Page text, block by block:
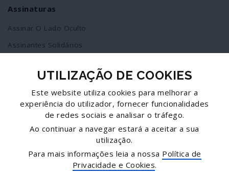
Assinaturas
Assinar O Lado Oculto
Assinantes Solidários
Redes Sociais
Siga-nos no facebook
Twitter
UTILIZAÇÃO DE COOKIES
Este website utiliza cookies para melhorar a
experiência do utilizador, fornecer funcionalidades
de redes sociais e analisar o tráfego.
Ao continuar a navegar estará a aceitar a sua
utilização.
Para mais informações leia a nossa Política de
Privacidade e Cookies.